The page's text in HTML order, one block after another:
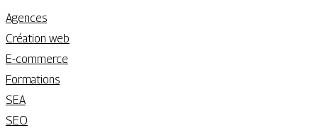
Agences
Création web
E-commerce
Formations
SEA
SEO